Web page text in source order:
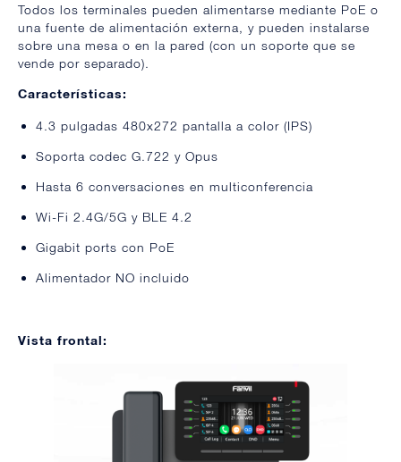
Todos los terminales pueden alimentarse mediante PoE o
una fuente de alimentación externa, y pueden instalarse
sobre una mesa o en la pared (con un soporte que se
vende por separado).
Características:
4.3 pulgadas 480x272 pantalla a color (IPS)
Soporta codec G.722 y Opus
Hasta 6 conversaciones en multiconferencia
Wi-Fi 2.4G/5G y BLE 4.2
Gigabit ports con PoE
Alimentador NO incluido
Vista frontal: